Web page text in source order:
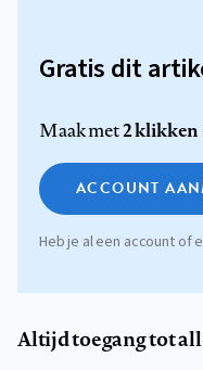
Gratis dit
Maak met2 klikken
ACCOUNT
Heb je al een account of
Altijd toegang tot